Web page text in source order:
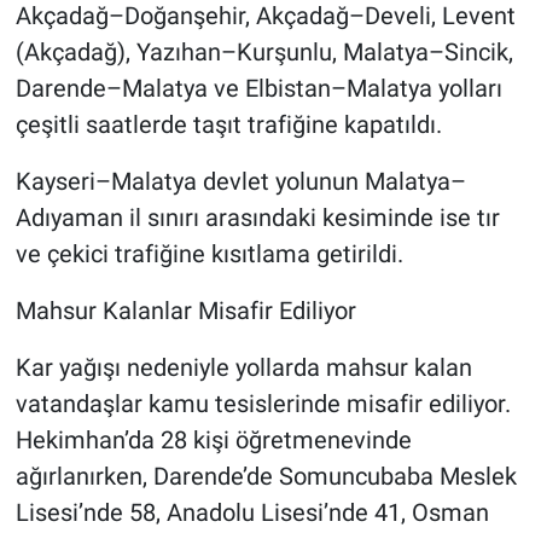
Akçadağ–Doğanşehir, Akçadağ–Develi, Levent
(Akçadağ), Yazıhan–Kurşunlu, Malatya–Sincik,
Darende–Malatya ve Elbistan–Malatya yolları
çeşitli saatlerde taşıt trafiğine kapatıldı.
Kayseri–Malatya devlet yolunun Malatya–
Adıyaman il sınırı arasındaki kesiminde ise tır
ve çekici trafiğine kısıtlama getirildi.
Mahsur Kalanlar Misafir Ediliyor
Kar yağışı nedeniyle yollarda mahsur kalan
vatandaşlar kamu tesislerinde misafir ediliyor.
Hekimhan’da 28 kişi öğretmenevinde
ağırlanırken, Darende’de Somuncubaba Meslek
Lisesi’nde 58, Anadolu Lisesi’nde 41, Osman